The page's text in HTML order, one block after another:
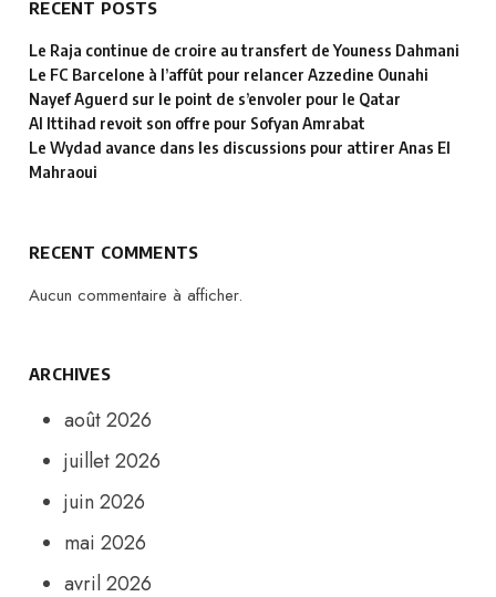
RECENT POSTS
Le Raja continue de croire au transfert de Youness Dahmani
Le FC Barcelone à l’affût pour relancer Azzedine Ounahi
Nayef Aguerd sur le point de s’envoler pour le Qatar
Al Ittihad revoit son offre pour Sofyan Amrabat
Le Wydad avance dans les discussions pour attirer Anas El
Mahraoui
RECENT COMMENTS
Aucun commentaire à afficher.
ARCHIVES
août 2026
juillet 2026
juin 2026
mai 2026
avril 2026